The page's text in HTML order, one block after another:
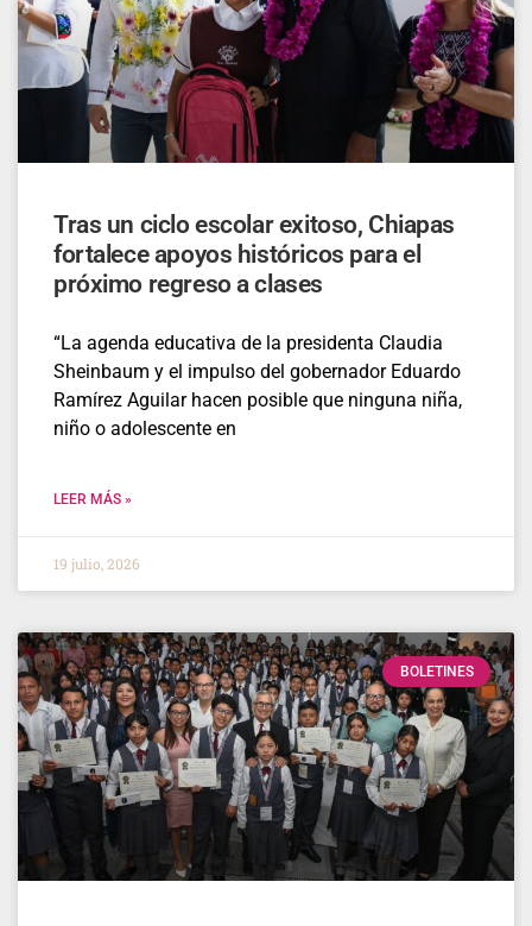
Tras un ciclo escolar exitoso, Chiapas
fortalece apoyos históricos para el
próximo regreso a clases
“La agenda educativa de la presidenta Claudia
Sheinbaum y el impulso del gobernador Eduardo
Ramírez Aguilar hacen posible que ninguna niña,
niño o adolescente en
LEER MÁS »
19 julio, 2026
BOLETINES